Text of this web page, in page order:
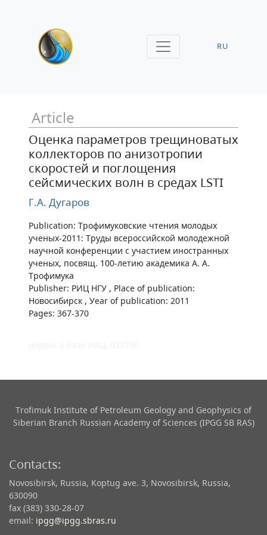
RU
Article
Оценка параметров трещиноватых
коллекторов по анизотропии
скоростей и поглощения
сейсмических волн в средах LSTI
Г.А. Дугаров
Publication: Трофимуковские чтения молодых
ученых-2011: Труды всероссийской молодежной
научной конференции с участием иностранных
ученых, посвящ. 100-летию академика А. А.
Трофимука
Publisher: РИЦ НГУ , Place of publication:
Новосибирск , Уear of publication: 2011
Pages: 367-370
Trofimuk Institute of Petroleum Geology and Geophysics​ of
Siberian Branch Russian Academy of Sciences (IPGG SB RAS)
Contacts:
Novosibirsk, Russia, Koptug ave. 3, Novosibirsk, Russia,
630090
fax (383) 330-28-07
email: ipgg@ipgg.sbras.ru